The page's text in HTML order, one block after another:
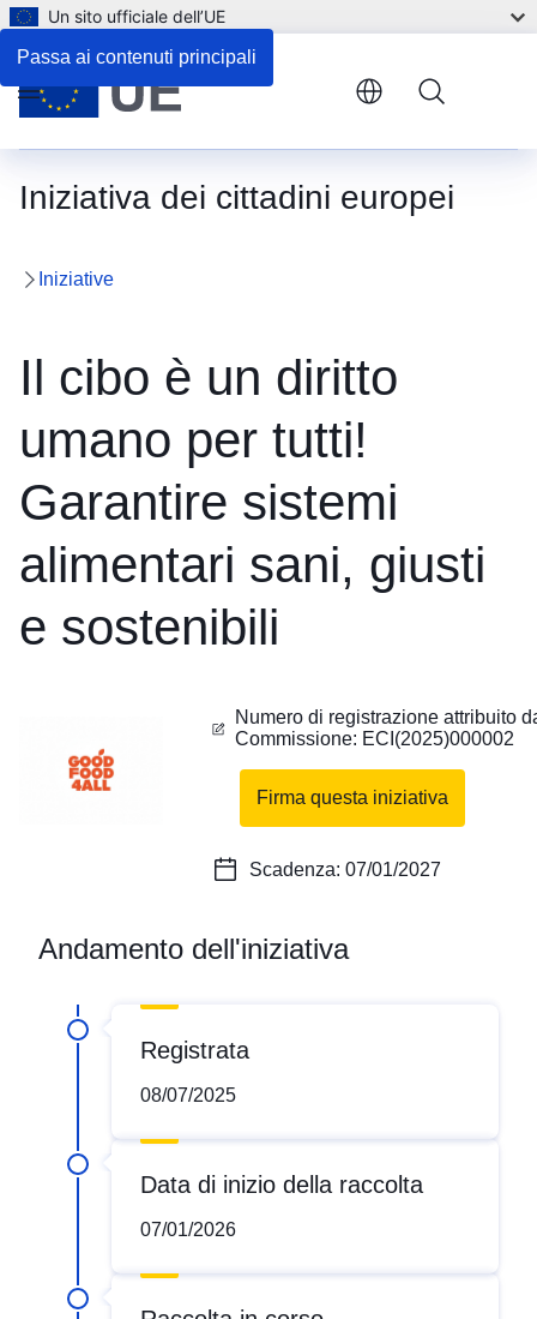
Passa ai contenuti principali
Un sito ufficiale dell’UE
Iniziativa dei cittadini europei
Menu
Iniziative
Il cibo è un diritto
umano per tutti!
Garantire sistemi
alimentari sani, giusti
e sostenibili
Numero di registrazione attribuito
Commissione: ECI(2025)000002
Firma questa iniziativa
è
diritto
sani,
Scadenza: 07/01/2027
Andamento dell'iniziativa
Registrata
08/07/2025
Data di inizio della raccolta
07/01/2026